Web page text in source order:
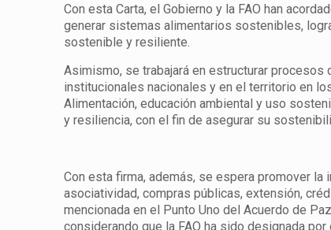
Con esta Carta, el Gobierno y la FAO han
generar sistemas alimentarios sostenibles,
sostenible y resiliente.
Asimismo, se trabajará en estructurar
institucionales nacionales y en el territorio en
Alimentación, educación ambiental y uso
y resiliencia, con el fin de asegurar su
Con esta firma, además, se espera promover la
asociatividad, compras públicas, extensión,
mencionada en el Punto Uno del Acuerdo de
considerando que la FAO ha sido designada